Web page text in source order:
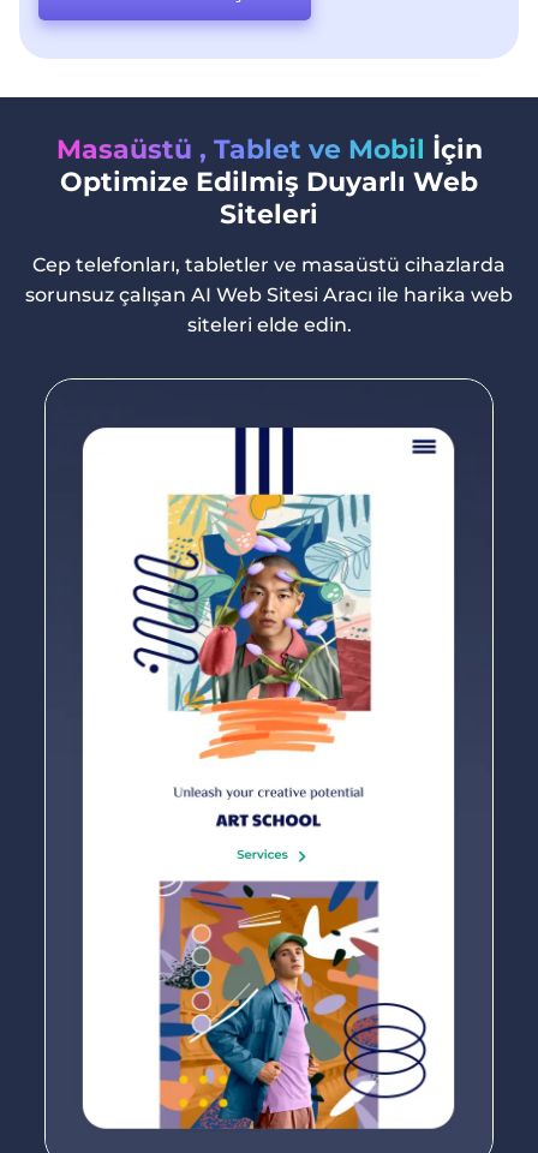
Masaüstü , Tablet ve Mobil İçin
Optimize Edilmiş Duyarlı Web
Siteleri
Cep telefonları, tabletler ve masaüstü cihazlarda
sorunsuz çalışan AI Web Sitesi Aracı ile harika web
siteleri elde edin.